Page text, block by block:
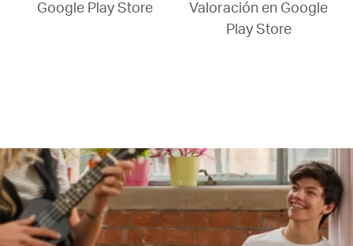
Google Play Store
Valoración en Google
Play Store